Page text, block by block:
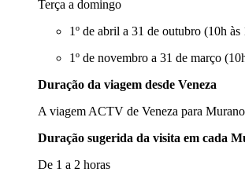
Terça a domingo
1º de abril a 31 de outubro (10h às
1º de novembro a 31 de março
Duração da viagem desde Veneza
A viagem ACTV de Veneza para
Duração sugerida da visita em cada
De 1 a 2 horas